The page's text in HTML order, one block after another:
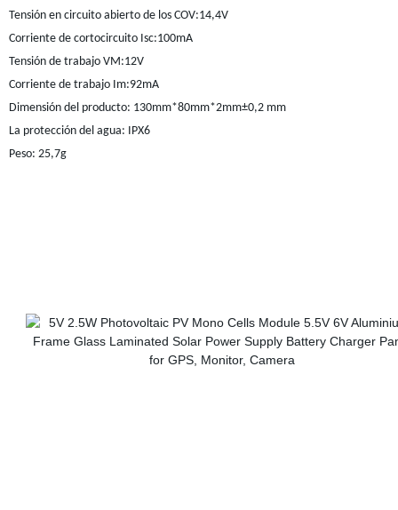
Tensión en circuito abierto de los COV:14,4V
Corriente de cortocircuito Isc:100mA
Tensión de trabajo VM:12V
Corriente de trabajo Im:92mA
Dimensión del producto: 130mm*80mm*2mm±0,2 mm
La protección del agua: IPX6
Peso: 25,7g